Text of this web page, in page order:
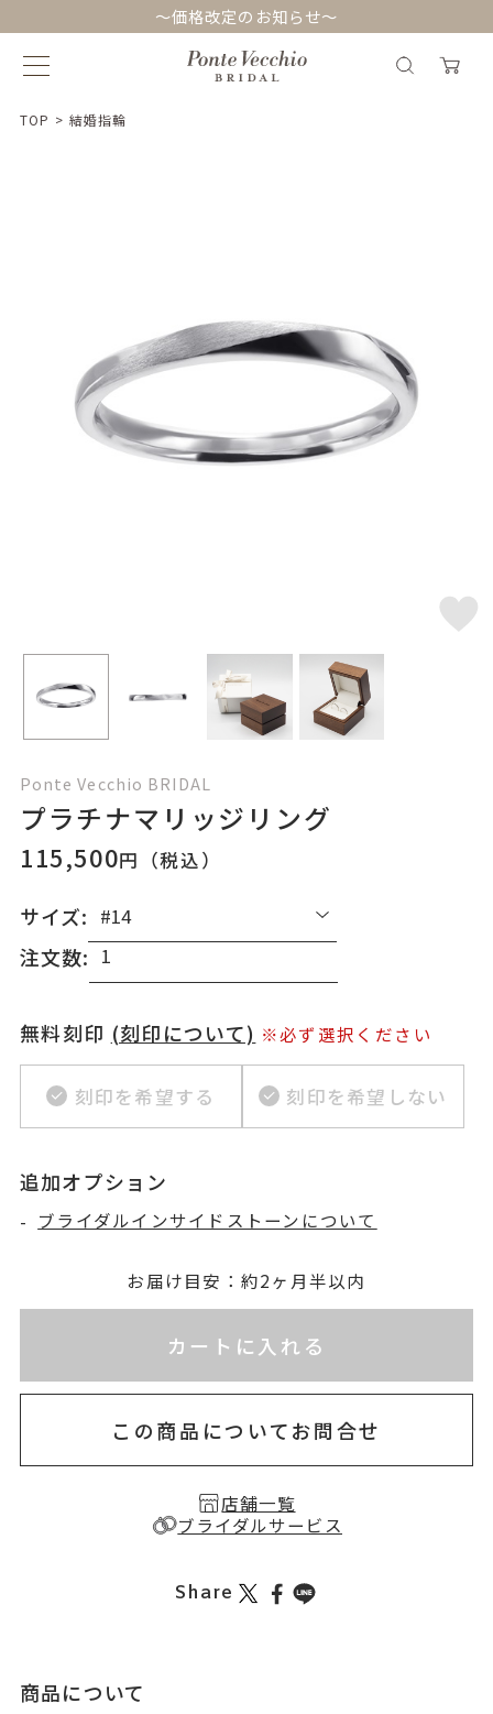
～価格改定のお知らせ～
TOP > 結婚指輪
Ponte Vecchio BRIDAL
プラチナマリッジリング
115,500円（税込）
サイズ:
注文数:
無料刻印 (刻印について) ※必ず選択ください
刻印を希望する 刻印を希望しない
追加オプション
- ブライダルインサイドストーンについて
お届け目安：約2ヶ月半以内
カートに入れる
この商品についてお問合せ
店舗一覧
ブライダルサービス
Share
商品について